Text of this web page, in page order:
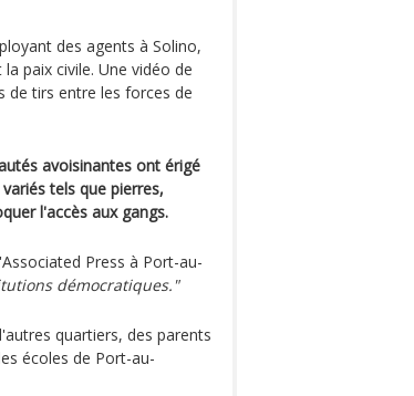
des agents à Solino,
paix civile. Une vidéo de
de tirs entre les forces de
avoisinantes ont érigé
tels que pierres,
l'accès aux gangs.
Press à Port-au-
démocratiques."
quartiers, des parents
écoles de Port-au-